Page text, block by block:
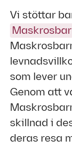
Vi stöttar
som lever
Genom att
skillnad i
deras resa